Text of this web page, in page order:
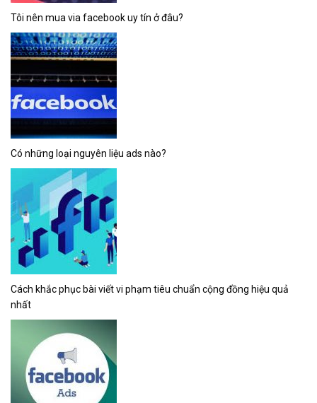
Tôi nên mua via facebook uy tín ở đâu?
Có những loại nguyên liệu ads nào?
Cách khắc phục bài viết vi phạm tiêu chuẩn cộng đồng hiệu quả
nhất